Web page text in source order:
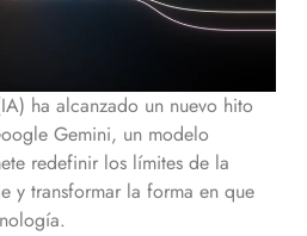
ha alcanzado un nuevo hito
Gemini, un modelo
redefinir los límites de la
y transformar la forma en que